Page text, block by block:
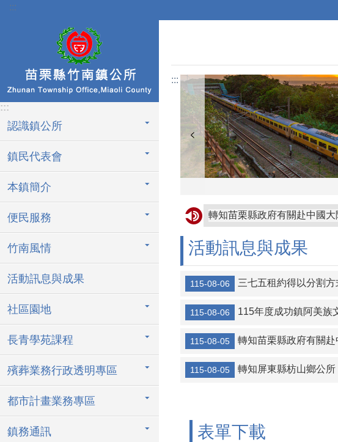
跳到主要內容區塊
:::
:::
認識鎮公所
鎮民代表會
本鎮簡介
便民服務
竹南風情
活動訊息與成果
社區園地
長青學苑課程
殯葬業務行政透明專區
都市計畫業務專區
鎮務通訊
:::
轉知苗栗縣政府有關赴中國
轉知屏東縣枋山鄉公所「屏
轉知金門縣金沙鎮公所訂定
【協助宣導】監察院115年營
轉知宜蘭縣壯圍鄉公所 「宜
115年暑期保護青少年-青春專
活動訊息與成果
115-08-06 三七五租約得以分割
115-08-06 115年度成功鎮阿美族
115-08-05 轉知苗栗縣政府有關
115-08-05 轉知屏東縣枋山鄉公所
表單下載